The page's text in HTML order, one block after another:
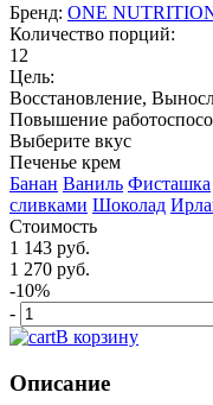
Бренд: ONE
Количество порций:
12
Цель:
Восстановление,
Повышение
Выберите вкус
Печенье крем
Банан Ваниль Фисташка
сливками Шоколад
Стоимость
1 143 руб.
1 270 руб.
-10%
-
В корзину
Описание